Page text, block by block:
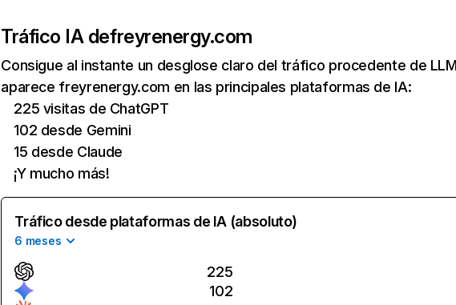
Tráfico IA defreyrenergy.com
Consigue al instante un desglose claro del tráfico procedente de
aparece freyrenergy.com en las principales plataformas de IA:
225 visitas de ChatGPT
102 desde Gemini
15 desde Claude
¡Y mucho más!
Tráfico desde plataformas de IA (absoluto)
6 meses
225
102